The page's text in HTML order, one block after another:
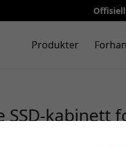
Produkter
SSD-kabinett
Mac, PC og